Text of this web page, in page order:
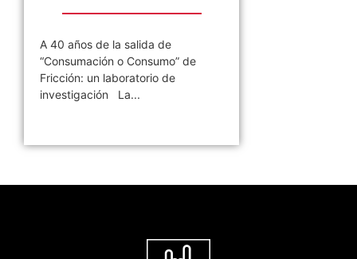
A 40 años de la salida de
“Consumación o Consumo” de
Fricción: un laboratorio de
investigación La...